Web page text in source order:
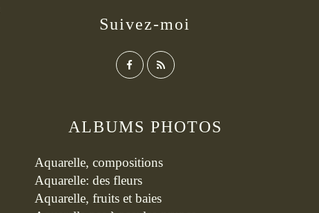
ALBUMS PHOTOS
Aquarelle, compositions
Aquarelle: des fleurs
Aquarelle, fruits et baies
Suivez-moi